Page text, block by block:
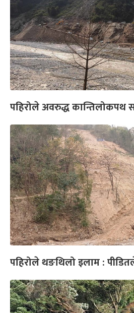
पहिरोले अवरुद्ध कान्तिलोकपथ
पहिरोले थङथिलो इलाम :